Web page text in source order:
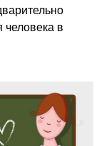
человека в